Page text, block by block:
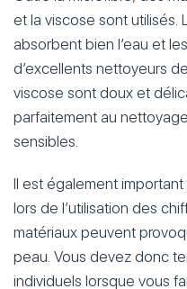
et la viscose sont utilisés.
absorbent bien l’eau et
d’excellents nettoyeurs
viscose sont doux et
parfaitement au
sensibles.
Il est également
lors de l’utilisation des
matériaux peuvent
peau. Vous devez donc
individuels lorsque vous